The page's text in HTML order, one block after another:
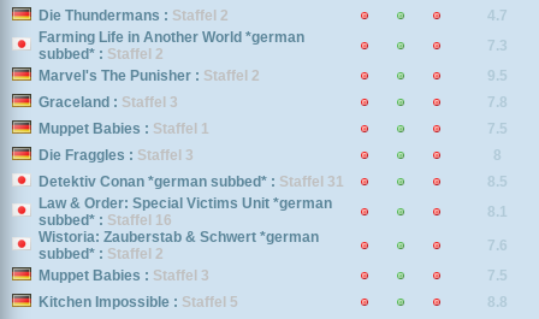
Die Thundermans : Staffel 2
4.7
Farming Life in Another World *german
subbed* : Staffel 2
7.3
Marvel's The Punisher : Staffel 2
9.5
Graceland : Staffel 3
7.8
Muppet Babies : Staffel 1
7.5
Die Fraggles : Staffel 3
8
Detektiv Conan *german subbed* : Staffel 31
8.5
Law & Order: Special Victims Unit *german
subbed* : Staffel 16
8.1
Wistoria: Zauberstab & Schwert *german
subbed* : Staffel 2
7.6
Muppet Babies : Staffel 3
7.5
Kitchen Impossible : Staffel 5
8.8